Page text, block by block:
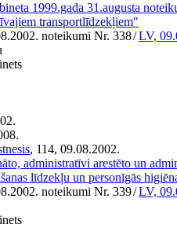
1999.gada 31.augusta
transportlīdzekļiem"
noteikumi Nr. 338/LV,
, 114, 09.08.2002.
administratīvi arestēto un
līdzekļu un personīgās
noteikumi Nr. 339/LV,